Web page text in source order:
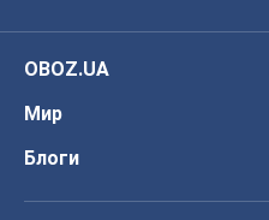
OBOZ.UA
Мир
Блоги